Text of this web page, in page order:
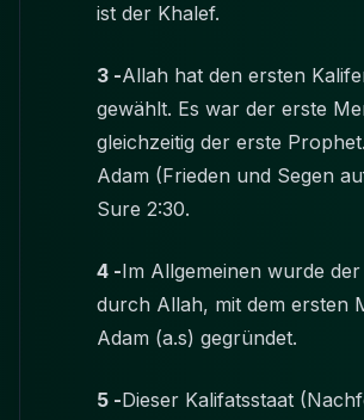
ist der Khalef.
3 -Allah hat den ersten
gewählt. Es war der erste
gleichzeitig der erste
Adam (Frieden und Segen
Sure 2:30.
4 -Im Allgemeinen wurde
durch Allah, mit dem ersten
Adam (a.s) gegründet.
5 -Dieser Kalifatsstaat